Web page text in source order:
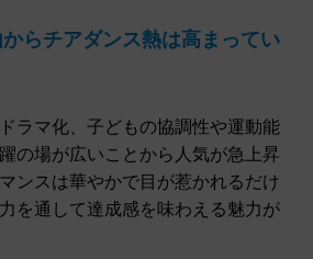
らチアダンス熱は高まってい
ラマ化、子どもの協調性や運動能
の場が広いことから人気が急上昇
ンスは華やかで目が惹かれるだけ
を通して達成感を味わえる魅力が